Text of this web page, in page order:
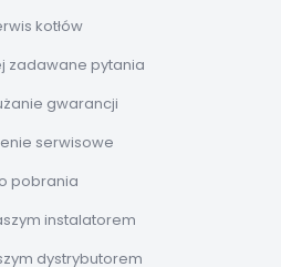
kotłów
zadawane pytania
gwarancji
serwisowe
pobrania
instalatorem
dystrybutorem